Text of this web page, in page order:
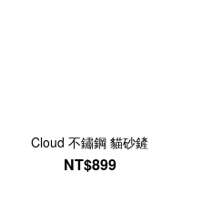
Cloud 不鏽鋼 貓砂鏟
NT$899